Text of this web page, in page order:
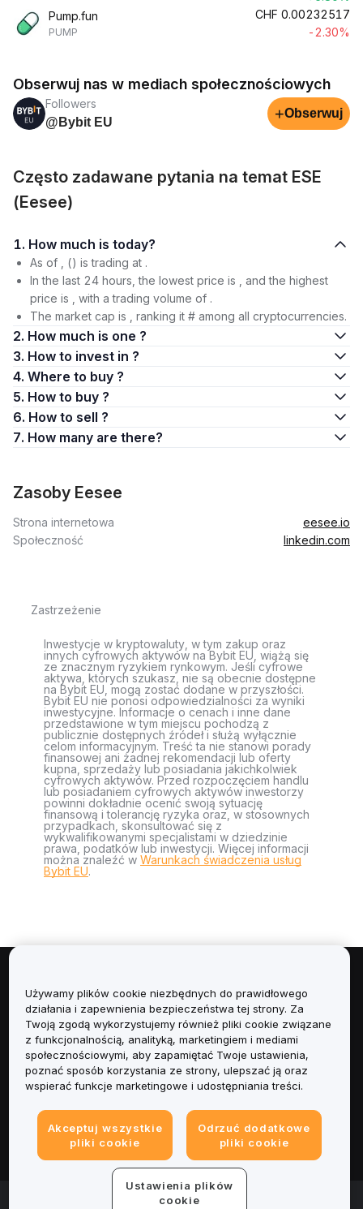
Pump.fun
PUMP
CHF 0.00232517
-2.30%
Obserwuj nas w mediach społecznościowych
Followers
@Bybit EU
+Obserwuj
Często zadawane pytania na temat ESE
(Eesee)
1. How much is today?
As of , () is trading at .
In the last 24 hours, the lowest price is , and the highest
price is , with a trading volume of .
The market cap is , ranking it # among all cryptocurrencies.
2. How much is one ?
3. How to invest in ?
4. Where to buy ?
5. How to buy ?
6. How to sell ?
7. How many are there?
Zasoby Eesee
Strona internetowa
eesee.io
Społeczność
linkedin.com
Zastrzeżenie
Inwestycje w kryptowaluty, w tym zakup oraz
innych cyfrowych aktywów na Bybit EU, wiążą się
ze znacznym ryzykiem rynkowym. Jeśli cyfrowe
aktywa, których szukasz, nie są obecnie dostępne
na Bybit EU, mogą zostać dodane w przyszłości.
Bybit EU nie ponosi odpowiedzialności za wyniki
inwestycyjne. Informacje o cenach i inne dane
przedstawione w tym miejscu pochodzą z
publicznie dostępnych źródeł i służą wyłącznie
celom informacyjnym. Treść ta nie stanowi porady
finansowej ani żadnej rekomendacji lub oferty
kupna, sprzedaży lub posiadania jakichkolwiek
cyfrowych aktywów. Przed rozpoczęciem handlu
lub posiadaniem cyfrowych aktywów inwestorzy
powinni dokładnie ocenić swoją sytuację
finansową i tolerancję ryzyka oraz, w stosownych
przypadkach, skonsultować się z
wykwalifikowanymi specjalistami w dziedzinie
prawa, podatków lub inwestycji. Więcej informacji
można znaleźć w Warunkach świadczenia usług
Bybit EU.
Informacje
Usługi
Obsługa Klienta
Informacje prawne
© 2025-2026 Bybit.eu. All rights reserved.
Używamy plików cookie niezbędnych do prawidłowego
działania i zapewnienia bezpieczeństwa tej strony. Za
Twoją zgodą wykorzystujemy również pliki cookie związane
z funkcjonalnością, analityką, marketingiem i mediami
społecznościowymi, aby zapamiętać Twoje ustawienia,
poznać sposób korzystania ze strony, ulepszać ją oraz
wspierać funkcje marketingowe i udostępniania treści.
Akceptuj wszystkie
pliki cookie
Odrzuć dodatkowe
pliki cookie
Ustawienia plików
cookie